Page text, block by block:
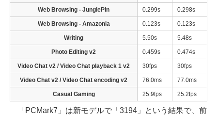
Web Browsing - JunglePin 0.299s 0.298s
Web Browsing - Amazonia 0.123s 0.123s
Writing 5.50s 5.48s
Photo Editing v2 0.459s 0.474s
Video Chat v2 / Video Chat playback 1 v2 30fps 30fps
Video Chat v2 / Video Chat encoding v2 76.0ms 77.0ms
Casual Gaming 25.9fps 25.2fps
「PCMark7」は新モデルで「3194」という結果で、前